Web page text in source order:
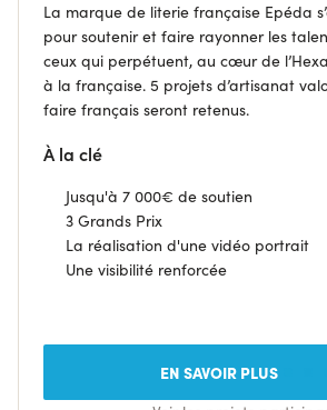
La marque de literie française Epéda
pour soutenir et faire rayonner les
ceux qui perpétuent, au cœur de
à la française. 5 projets d’artisanat
faire français seront retenus.
À la clé
Jusqu'à 7 000€ de soutien
3 Grands Prix
La réalisation d'une vidéo portrait
Une visibilité renforcée
EN SAVOIR PLUS